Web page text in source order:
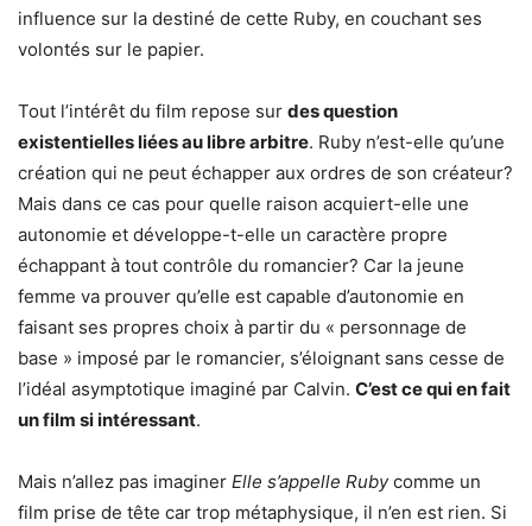
influence sur la destiné de cette Ruby, en couchant ses
volontés sur le papier.
Tout l’intérêt du film repose sur des question
existentielles liées au libre arbitre. Ruby n’est-elle qu’une
création qui ne peut échapper aux ordres de son créateur?
Mais dans ce cas pour quelle raison acquiert-elle une
autonomie et développe-t-elle un caractère propre
échappant à tout contrôle du romancier? Car la jeune
femme va prouver qu’elle est capable d’autonomie en
faisant ses propres choix à partir du « personnage de
base » imposé par le romancier, s’éloignant sans cesse de
l’idéal asymptotique imaginé par Calvin. C’est ce qui en fait
un film si intéressant.
Mais n’allez pas imaginer Elle s’appelle Rubycomme un
film prise de tête car trop métaphysique, il n’en est rien. Si